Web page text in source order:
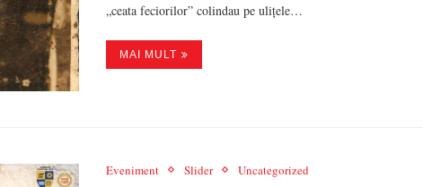
„ceata feciorilor” colindau pe ulițele…
MAI MULT
Eveniment Slider Uncategorized